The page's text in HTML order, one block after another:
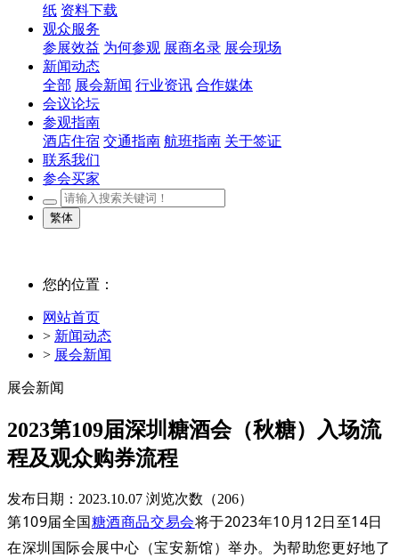
纸 资料下载
观众服务
参展效益 为何参观 展商名录 展会现场
新闻动态
全部 展会新闻 行业资讯 合作媒体
会议论坛
参观指南
酒店住宿 交通指南 航班指南 关于签证
联系我们
参会买家
繁体
您的位置：
网站首页
> 新闻动态
> 展会新闻
展会新闻
2023第109届深圳糖酒会（秋糖）入场流
程及观众购券流程
发布日期：2023.10.07 浏览次数（206）
第109届全国糖酒商品交易会将于2023年10月12日至14日
在深圳国际会展中心（宝安新馆）举办。为帮助您更好地了